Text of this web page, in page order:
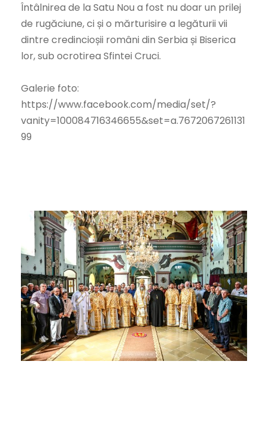
Întâlnirea de la Satu Nou a fost nu doar un prilej
de rugăciune, ci și o mărturisire a legăturii vii
dintre credincioșii români din Serbia și Biserica
lor, sub ocrotirea Sfintei Cruci.
Galerie foto:
https://www.facebook.com/media/set/?
vanity=100084716346655&set=a.7672067261131
99